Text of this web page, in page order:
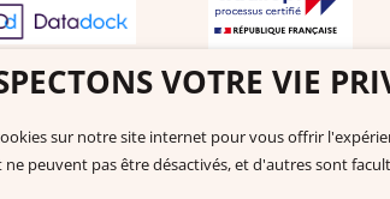
VOTRE VIE
sur notre site internet pour vous offrir
peuvent pas être désactivés, et d'autres sont